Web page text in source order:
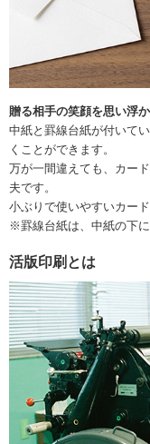
贈る相手の笑顔を思い浮
中紙と罫線台紙が付いて
くことができます。
万が一間違えても、カー
夫です。
小ぶりで使いやすいカード
※罫線台紙は、中紙の下に
活版印刷とは